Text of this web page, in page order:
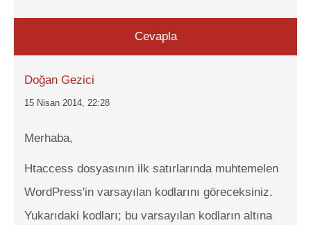
Cevapla
Doğan Gezici
15 Nisan 2014, 22:28
Merhaba,
Htaccess dosyasının ilk satırlarında muhtemelen
WordPress'in varsayılan kodlarını göreceksiniz.
Yukarıdaki kodları; bu varsayılan kodların altına